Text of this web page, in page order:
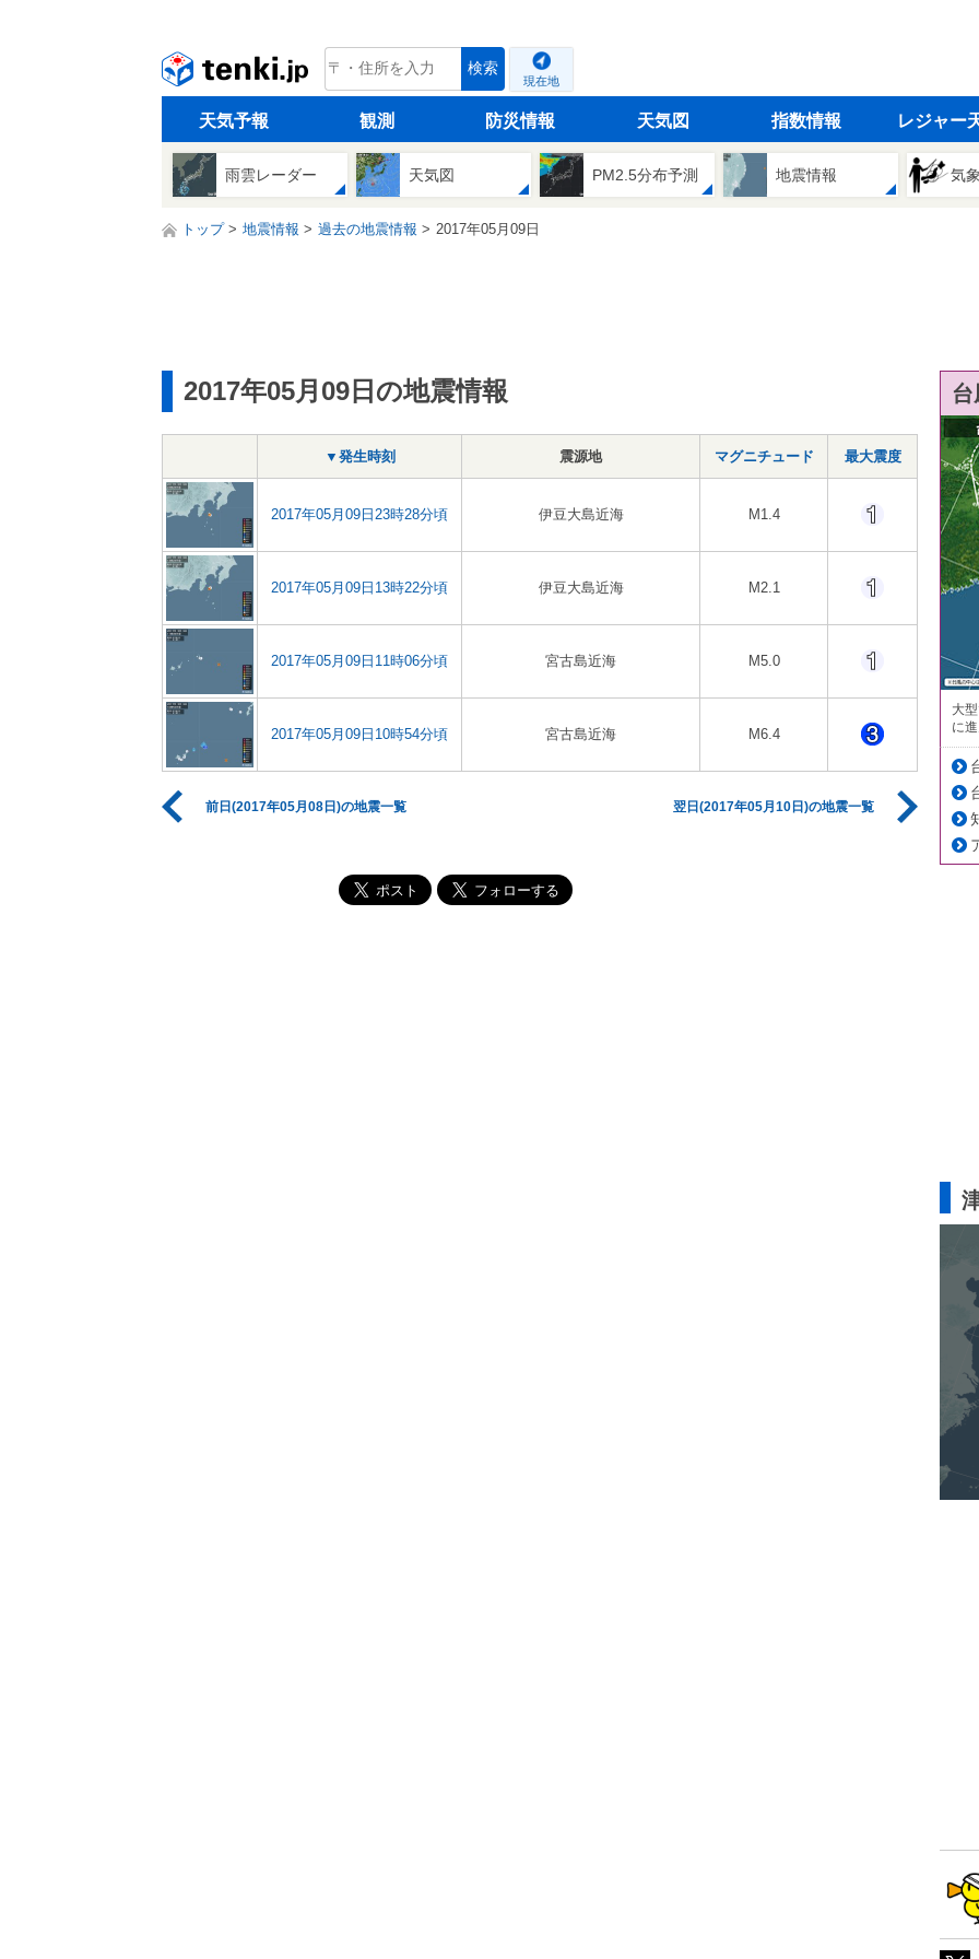
tenki.jp 検索
現在地
天気予報 観測 防災情報 天気図 指数情報 レジャー
雨雲レーダー 天気図 PM2.5分布予測 地震情報 気
トップ 地震情報 過去の地震情報 2017年05月09日
2017年05月09日の地震情報
▼発生時刻 震源地 マグニチュード 最大震度
2017年05月09日23時28分頃 伊豆大島近海 M1.4
2017年05月09日13時22分頃 伊豆大島近海 M2.1
2017年05月09日11時06分頃 宮古島近海 M5.0
2017年05月09日10時54分頃 宮古島近海 M6.4
前日(2017年05月08日)の地震一覧 翌日(2017年05月10日)の地震一覧
大
に